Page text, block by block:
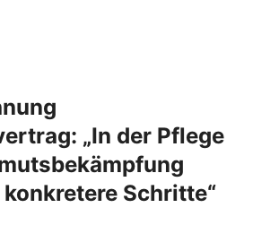
„In der Pflege
Schritte“